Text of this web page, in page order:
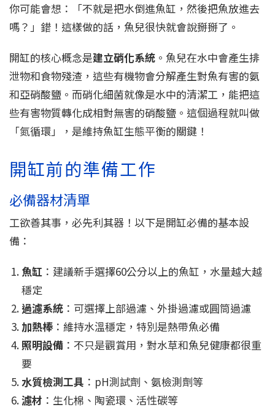
你可能會想：「不就是把水倒進魚缸，然後把魚放進去
嗎？」錯！這樣做的話，魚兒很快就會說掰掰了。
開缸的核心概念是建立硝化系統 。魚兒在水中會產生排
泄物和食物殘渣，這些有機物會分解產生對魚有害的氨
和亞硝酸鹽。而硝化細菌就像是水中的清潔工，能把這
些有害物質轉化成相對無害的硝酸鹽。這個過程就叫做
「氮循環」，是維持魚缸生態平衡的關鍵！
開缸前的準備工作
必備器材清單
工欲善其事，必先利其器！以下是開缸必備的基本設
備：
魚缸 ：建議新手選擇60公分以上的魚缸，水量越大越
穩定
過濾系統 ：可選擇上部過濾、外掛過濾或圓筒過濾
加熱棒：維持水溫穩定，特別是熱帶魚必備
照明設備 ：不只是觀賞用，對水草和魚兒健康都很重
要
水質檢測工具 ：pH測試劑、氨檢測劑等
濾材 ：生化棉、陶瓷環、活性碳等